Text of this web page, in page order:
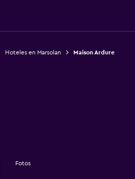
Hoteles en Marsolan Maison Ardure
Fotos